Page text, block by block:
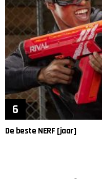
De beste NERF [jaar]